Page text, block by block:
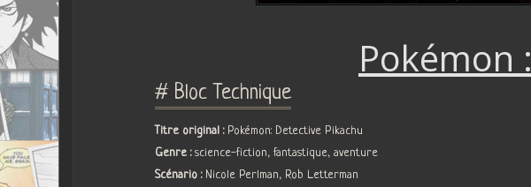
Pokémon
# Bloc Technique
Titre original : Pokémon: Detective Pikachu
Genre :science-fiction, fantastique, aventure
Scénario : Nicole Perlman, Rob Letterman